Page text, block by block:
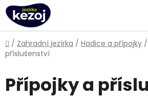
Přejít
na
obsah
Domů
/ Zahradní jezírka / Hadice a přípojky /
příslušenství
Přípojky a